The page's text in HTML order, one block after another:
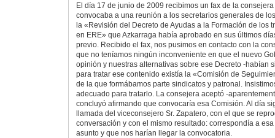
El día 17 de junio de 2009 recibimos un fax de la
convocaba a una reunión a los secretarios generales de
la «Revisión del Decreto de Ayudas a la Formación de los
en ERE» que Azkarraga había aprobado en sus últimos
previo. Recibido el fax, nos pusimos en contacto con la
que no teníamos ningún inconveniente en que el nuevo
opinión y nuestras alternativas sobre ese Decreto -habían
para tratar ese contenido existía la «Comisión de
de la que formábamos parte sindicatos y patronal.
adecuado para tratarlo. La consejera aceptó -
concluyó afirmando que convocaría esa Comisión. Al día
llamada del viceconsejero Sr. Zapatero, con el que se
conversación y con el mismo resultado: correspondía a
asunto y que nos harían llegar la convocatoria.